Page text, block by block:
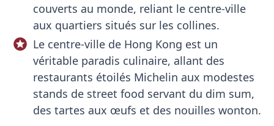
couverts au monde, reliant le centre-ville
aux quartiers situés sur les collines.
Le centre-ville de Hong Kong est un
véritable paradis culinaire, allant des
restaurants étoilés Michelin aux modestes
stands de street food servant du dim sum,
des tartes aux œufs et des nouilles wonton.